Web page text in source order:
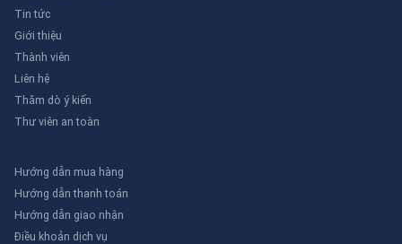
Tin tức
Giới thiệu
Thành viên
Liên hệ
Thăm dò ý kiến
Thư viên an toàn
Hướng dẫn mua hàng
Hướng dẫn thanh toán
Hướng dẫn giao nhận
Điều khoản dịch vụ